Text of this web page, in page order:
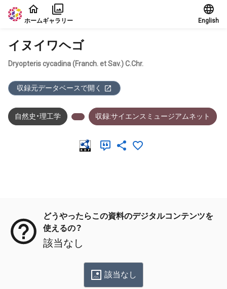
本文に飛ぶ
ホームギャラリー English
イヌイワヘゴ
Dryopteris cycadina (Franch. et Sav.) C.Chr.
収録元データベースで開く
自然史・理工学 収録:サイエンスミュージアムネット
どうやったらこの資料のデジタルコンテンツを
使えるの？
該当なし
該当なし